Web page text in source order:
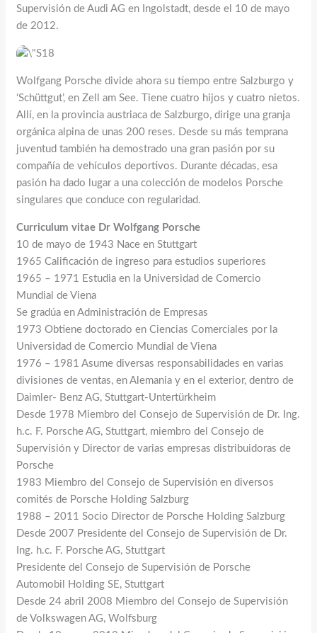
Supervisión de Audi AG en Ingolstadt, desde el 10 de mayo
de 2012.
Wolfgang Porsche divide ahora su tiempo entre Salzburgo y
‘Schüttgut’, en Zell am See. Tiene cuatro hijos y cuatro nietos.
Allí, en la provincia austriaca de Salzburgo, dirige una granja
orgánica alpina de unas 200 reses. Desde su más temprana
juventud también ha demostrado una gran pasión por su
compañía de vehículos deportivos. Durante décadas, esa
pasión ha dado lugar a una colección de modelos Porsche
singulares que conduce con regularidad.
Curriculum vitae Dr Wolfgang Porsche
10 de mayo de 1943 Nace en Stuttgart
1965 Calificación de ingreso para estudios superiores
1965 – 1971 Estudia en la Universidad de Comercio
Mundial de Viena
Se gradúa en Administración de Empresas
1973 Obtiene doctorado en Ciencias Comerciales por la
Universidad de Comercio Mundial de Viena
1976 – 1981 Asume diversas responsabilidades en varias
divisiones de ventas, en Alemania y en el exterior, dentro de
Daimler- Benz AG, Stuttgart-Untertürkheim
Desde 1978 Miembro del Consejo de Supervisión de Dr. Ing.
h.c. F. Porsche AG, Stuttgart, miembro del Consejo de
Supervisión y Director de varias empresas distribuidoras de
Porsche
1983 Miembro del Consejo de Supervisión en diversos
comités de Porsche Holding Salzburg
1988 – 2011 Socio Director de Porsche Holding Salzburg
Desde 2007 Presidente del Consejo de Supervisión de Dr.
Ing. h.c. F. Porsche AG, Stuttgart
Presidente del Consejo de Supervisión de Porsche
Automobil Holding SE, Stuttgart
Desde 24 abril 2008 Miembro del Consejo de Supervisión
de Volkswagen AG, Wolfsburg